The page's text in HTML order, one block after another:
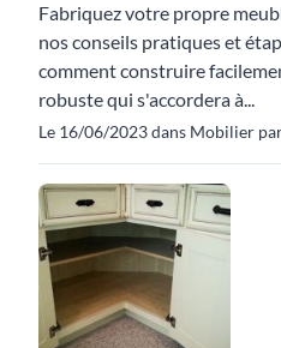
Fabriquez votre propre
nos conseils pratiques et
comment construire
robuste qui s'accordera à...
Le 16/06/2023 dans Mobilier